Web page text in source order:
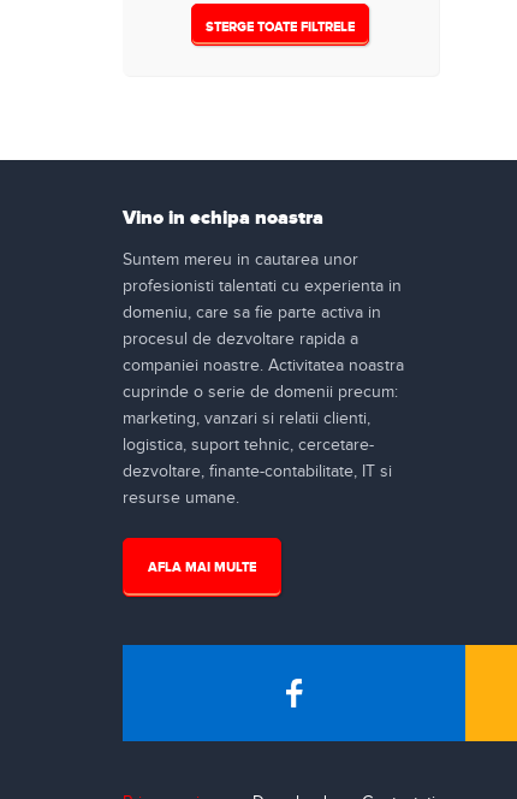
STERGE TOATE FILTRELE
Vino in echipa noastra
Suntem mereu in cautarea unor
profesionisti talentati cu experienta in
domeniu, care sa fie parte activa in
procesul de dezvoltare rapida a
companiei noastre. Activitatea noastra
cuprinde o serie de domenii precum:
marketing, vanzari si relatii clienti,
logistica, suport tehnic, cercetare-
dezvoltare, finante-contabilitate, IT si
resurse umane.
AFLA MAI MULTE